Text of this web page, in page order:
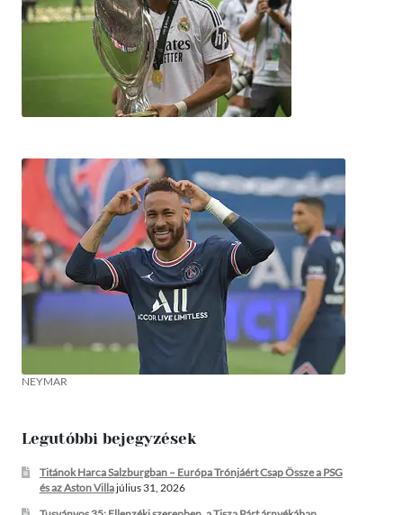
NEYMAR
Legutóbbi bejegyzések
Titánok Harca Salzburgban – Európa Trónjáért Csap Össze a PSG
és az Aston Villajúlius 31, 2026